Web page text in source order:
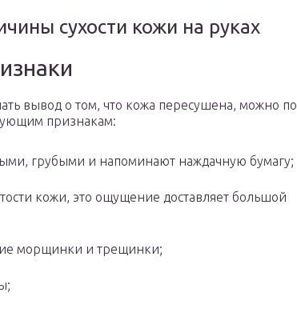
сухости кожи на руках
вывод о том, что кожа пересушена, можно по
признакам:
грубыми и напоминают наждачную бумагу;
кожи, это ощущение доставляет большой
морщинки и трещинки;